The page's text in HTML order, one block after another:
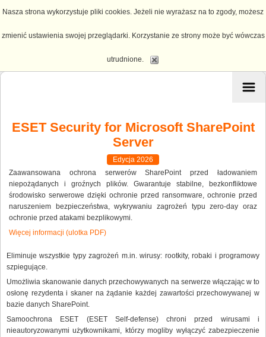
ESET Security for Microsoft SharePoint
Server
Edycja 2026
Zaawansowana ochrona serwerów SharePoint przed ładowaniem
niepożądanych i groźnych plików. Gwarantuje stabilne, bezkonfliktowe
środowisko serwerowe dzięki ochronie przed ransomware, ochronie przed
naruszeniem bezpieczeństwa, wykrywaniu zagrożeń typu zero-day oraz
ochronie przed atakami bezplikowymi.
Więcej informacji (ulotka PDF)
Eliminuje wszystkie typy zagrożeń m.in. wirusy: rootkity, robaki i programowy
szpiegujące.
Umożliwia skanowanie danych przechowywanych na serwerze włączając w to
osłonę rezydenta i skaner na żądanie każdej zawartości przechowywanej w
bazie danych SharePoint.
Samoochrona ESET (ESET Self-defense) chroni przed wirusami i
nieautoryzowanymi użytkownikami, którzy mogliby wyłączyć zabezpieczenie
Nasza strona wykorzystuje pliki cookies. Jeżeli nie wyrażasz na to zgody, możesz
zmienić ustawienia swojej przeglądarki. Korzystanie ze strony może być wówczas
utrudnione.